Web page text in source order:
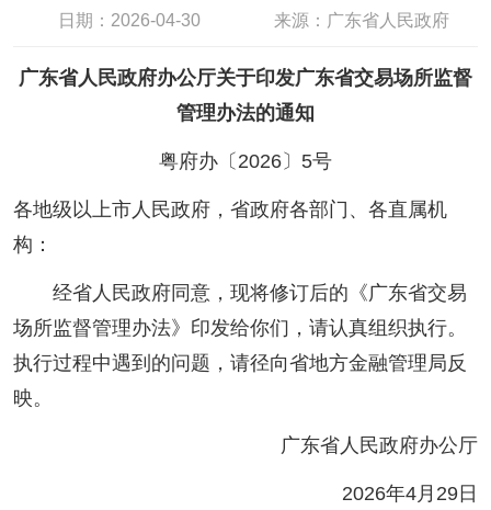
日期：2026-04-30 来源：广东省人民政府
广东省人民政府办公厅关于印发广东省交易场所监督
管理办法的通知
粤府办〔2026〕5号
各地级以上市人民政府，省政府各部门、各直属机
构：
经省人民政府同意，现将修订后的《广东省交易
场所监督管理办法》印发给你们，请认真组织执行。
执行过程中遇到的问题，请径向省地方金融管理局反
映。
广东省人民政府办公厅
2026年4月29日